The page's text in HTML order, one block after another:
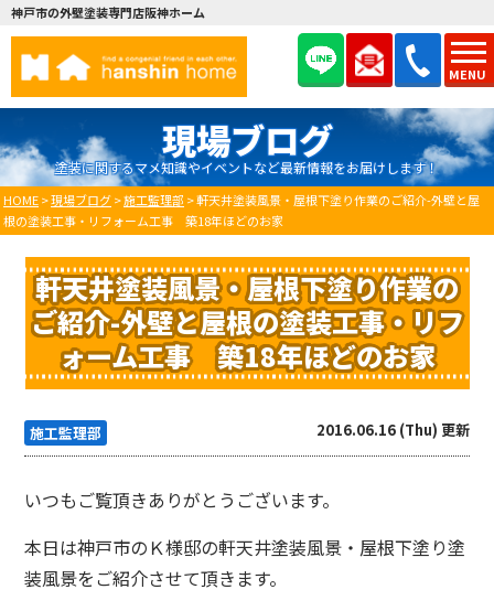
MENU
神戸市の外壁塗装専門店阪神ホーム
現場ブログ
塗装に関するマメ知識やイベントなど最新情報をお届けします！
HOME>現場ブログ>施工監理部 >軒天井塗装風景・屋根下塗り作業のご紹介-外壁と屋
根の塗装工事・リフォーム工事 築18年ほどのお家
軒天井塗装風景・屋根下塗り作業の
ご紹介-外壁と屋根の塗装工事・リフ
ォーム工事 築18年ほどのお家
施工監理部 2016.06.16 (Thu) 更新
いつもご覧頂きありがとうございます。
本日は神戸市のＫ様邸の軒天井塗装風景・屋根下塗り塗
装風景をご紹介させて頂きます。